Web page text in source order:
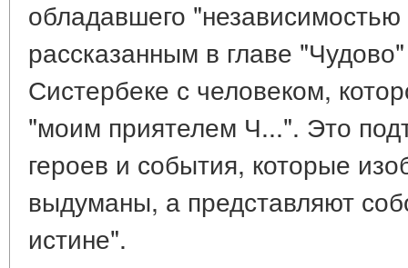
обладавшего
рассказанным в главе
Систербеке с человеком,
"моим приятелем Ч...". Это
героев и события, которые
выдуманы, а представляют
истине".